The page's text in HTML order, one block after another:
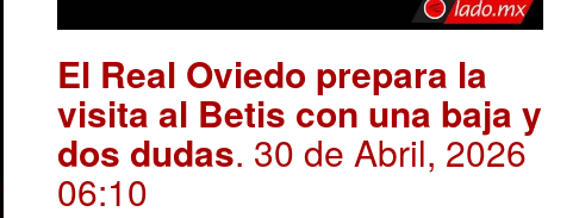
El Real Oviedo prepara la
visita al Betis con una baja y
dos dudas. 30 de Abril, 2026
06:10